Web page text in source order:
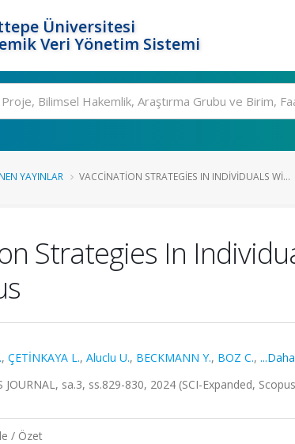
Üniversitesi
Veri Yönetim Sistemi
YAYINLAR VACCINATION STRATEGIES IN INDIVIDUALS WI...
Strategies In
, ÇETİNKAYA L., Aluclu U., BECKMANN Y., BOZ C.,
JOURNAL, sa.3, ss.829-830, 2024 (SCI-Expanded,
/ Özet